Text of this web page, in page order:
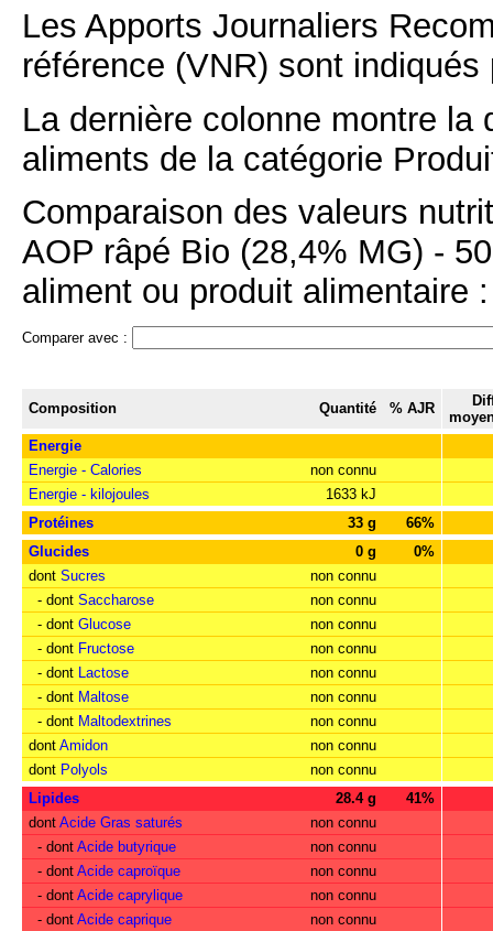
Les Apports Journaliers
référence (VNR) sont
La dernière colonne montre
aliments de la catégorie
Comparaison des valeurs
AOP râpé Bio (28,4% MG) -
aliment ou produit alimentaire :
Comparer avec :
Composition Quantité % AJR
Energie
Energie - Calories
non connu
Energie - kilojoules
1633 kJ
Protéines
33 g
66%
Glucides
0 g
0%
dont Sucres
non connu
- dont Saccharose
non connu
- dont Glucose
non connu
- dont Fructose
non connu
- dont Lactose
non connu
- dont Maltose
non connu
- dont Maltodextrines
non connu
dont Amidon
non connu
dont Polyols
non connu
Lipides
28.4 g
41%
dont Acide Gras saturés
non connu
- dont Acide butyrique
non connu
- dont Acide caproïque
non connu
- dont Acide caprylique
non connu
- dont Acide caprique non connu